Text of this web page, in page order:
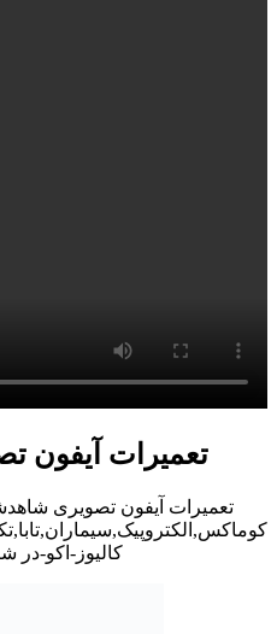
تعمیرات آیفون
تعمیرات آیفون تصویری
کالیوز-اکو-در